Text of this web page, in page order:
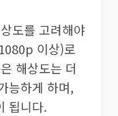
도를 고려해야
이상)로
해상도는 더
능하게 하며,
됩니다.